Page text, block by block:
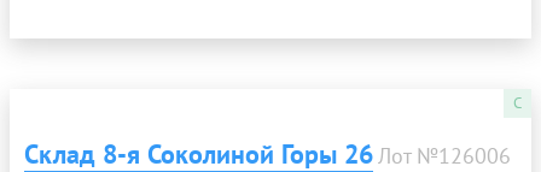
C
Склад 8-я Соколиной Горы 26Лот №126006